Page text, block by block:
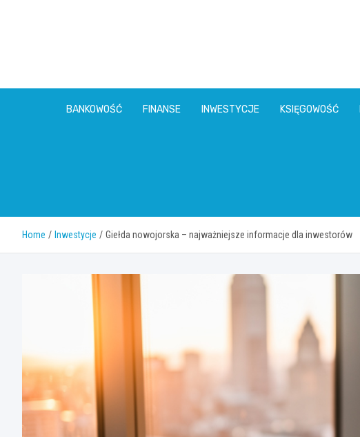
BANKOWOŚĆ FINANSE INWESTYCJE KSIĘGOWOŚĆ
Home Inwestycje Giełda nowojorska – najważniejsze informacje dla inwestorów